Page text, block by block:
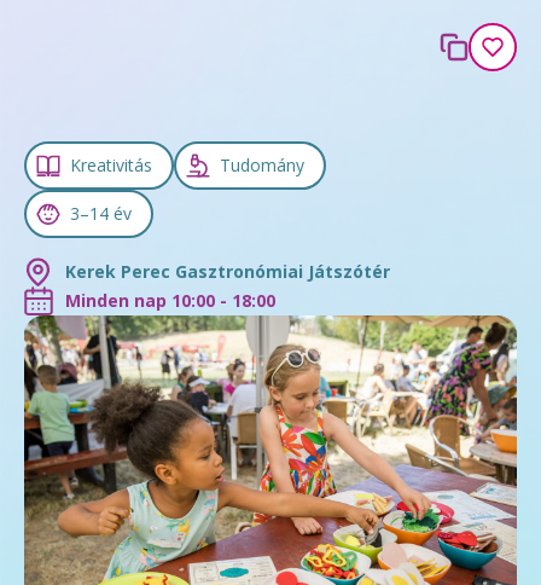
Kreativitás Tudomány
3–14 év
Kerek Perec Gasztronómiai Játszótér
Minden nap 10:00 - 18:00